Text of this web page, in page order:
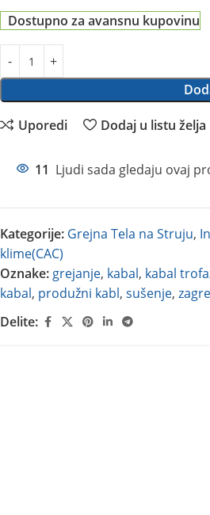
Dostupno za avansnu kupovinu
Uporedi Dodaj u listu želja
11 Ljudi sada gledaju ovaj
Kategorije: Grejna Tela na Struju,
klime(CAC)
Oznake: grejanje, kabal, kabal
kabal, produžni kabl, sušenje,
Delite: